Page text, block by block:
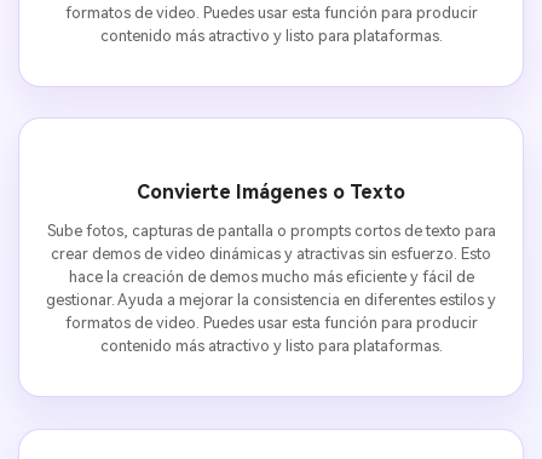
formatos de video. Puedes usar esta función para producir
contenido más atractivo y listo para plataformas.
Convierte Imágenes o Texto
Sube fotos, capturas de pantalla o prompts cortos de texto para
crear demos de video dinámicas y atractivas sin esfuerzo. Esto
hace la creación de demos mucho más eficiente y fácil de
gestionar. Ayuda a mejorar la consistencia en diferentes estilos y
formatos de video. Puedes usar esta función para producir
contenido más atractivo y listo para plataformas.